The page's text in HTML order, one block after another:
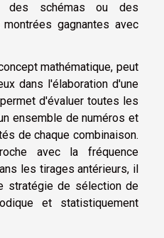
des schémas ou des
gagnantes avec
mathématique, peut
dans l'élaboration d'une
d'évaluer toutes les
ensemble de numéros et
de chaque combinaison.
avec la fréquence
les tirages antérieurs, il
stratégie de sélection de
et statistiquement